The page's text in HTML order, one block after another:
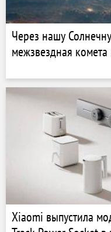
Через нашу
межзвездная
Xiaomi выпустила